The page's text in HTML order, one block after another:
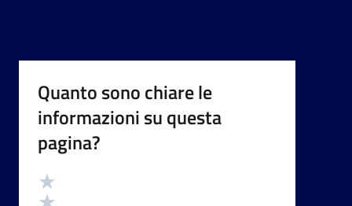
Quanto sono chiare le
informazioni su questa
pagina?
Valutazione